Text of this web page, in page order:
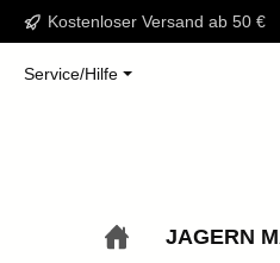
Hauptinhalt springen
Zur Suche springen
Zur Hauptnavigation
Kostenloser Versand ab 50 €
Service/Hilfe
JAGERN